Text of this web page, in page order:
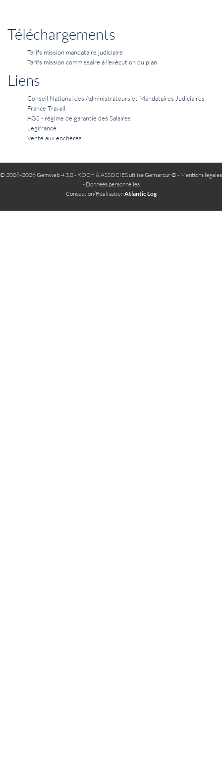
Téléchargements
Tarifs mission mandataire judiciaire
Tarifs mission commissaire à l'exécution du plan
Liens
Conseil National des Administrateurs et Mandataires Judiciaires
France Travail
AGS - régime de garantie des Salaires
Legifrance
Vente aux enchères
© 2008-2026 Gemweb 4.3.0- KOCH & ASSOCIES utiliseGemarcur © - Mentions légales
- Données personnelles
Conception/RéalisationAtlantic Log